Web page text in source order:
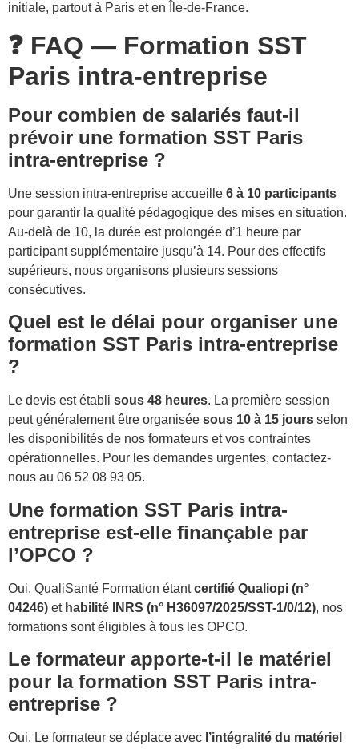
initiale, partout à Paris et en Île-de-France.
❓ FAQ — Formation SST
Paris intra-entreprise
Pour combien de salariés faut-il
prévoir une formation SST Paris
intra-entreprise ?
Une session intra-entreprise accueille 6 à 10 participants
pour garantir la qualité pédagogique des mises en situation.
Au-delà de 10, la durée est prolongée d’1 heure par
participant supplémentaire jusqu’à 14. Pour des effectifs
supérieurs, nous organisons plusieurs sessions
consécutives.
Quel est le délai pour organiser une
formation SST Paris intra-entreprise
?
Le devis est établi sous 48 heures. La première session
peut généralement être organisée sous 10 à 15 jours selon
les disponibilités de nos formateurs et vos contraintes
opérationnelles. Pour les demandes urgentes, contactez-
nous au 06 52 08 93 05.
Une formation SST Paris intra-
entreprise est-elle finançable par
l’OPCO ?
Oui. QualiSanté Formation étantcertifié Qualiopi (n°
04246) et habilité INRS (n° H36097/2025/SST-1/0/12), nos
formations sont éligibles à tous les OPCO.
Le formateur apporte-t-il le matériel
pour la formation SST Paris intra-
entreprise ?
Oui. Le formateur se déplace avec l’intégralité du matériel